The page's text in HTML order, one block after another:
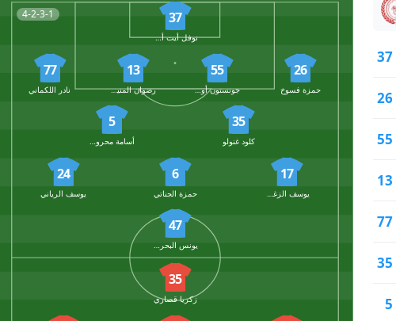
4-2-3-1 37
نوفل أيت أوبنا
26
حمزة فسوخ
55
جونستون أوموروا
13
رضوان المنيوي
77
نادر اللكماني
35
كلود غنولو
5
أسامة محروس
17
6
حمزة الجناتي
24
يوسف الرياني
47
يونس البحراوي
35
زكريا قصاري
37
26
55
13
77
35
5